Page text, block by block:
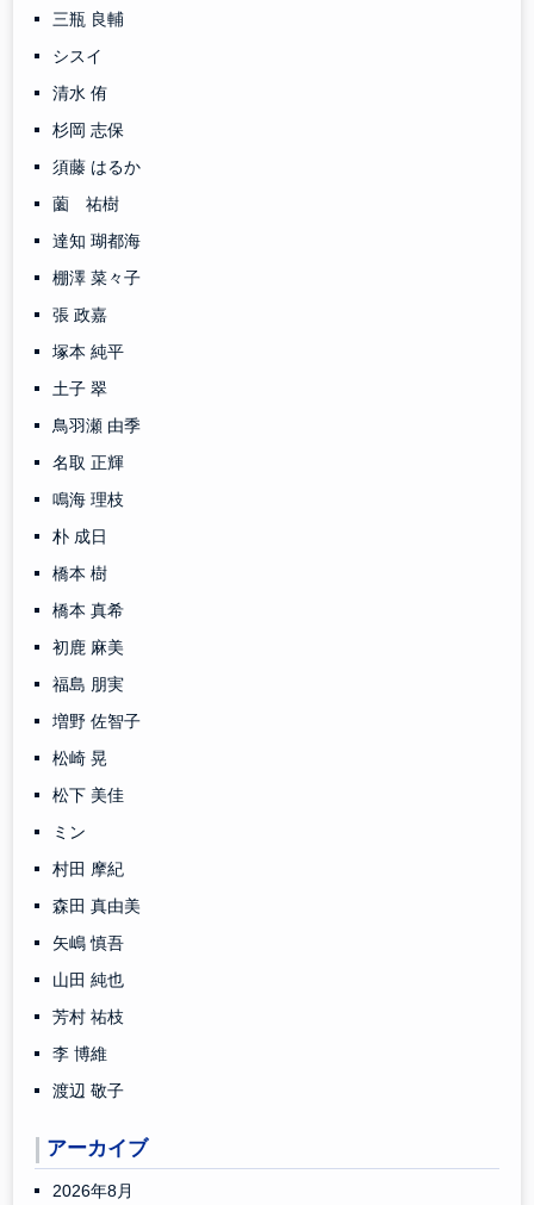
三瓶 良輔
シスイ
清水 侑
杉岡 志保
須藤 はるか
薗 祐樹
達知 瑚都海
棚澤 菜々子
張 政嘉
塚本 純平
土子 翠
鳥羽瀬 由季
名取 正輝
鳴海 理枝
朴 成日
橋本 樹
橋本 真希
初鹿 麻美
福島 朋実
増野 佐智子
松崎 晃
松下 美佳
ミン
村田 摩紀
森田 真由美
矢嶋 慎吾
山田 純也
芳村 祐枝
李 博維
渡辺 敬子
アーカイブ
2026年8月